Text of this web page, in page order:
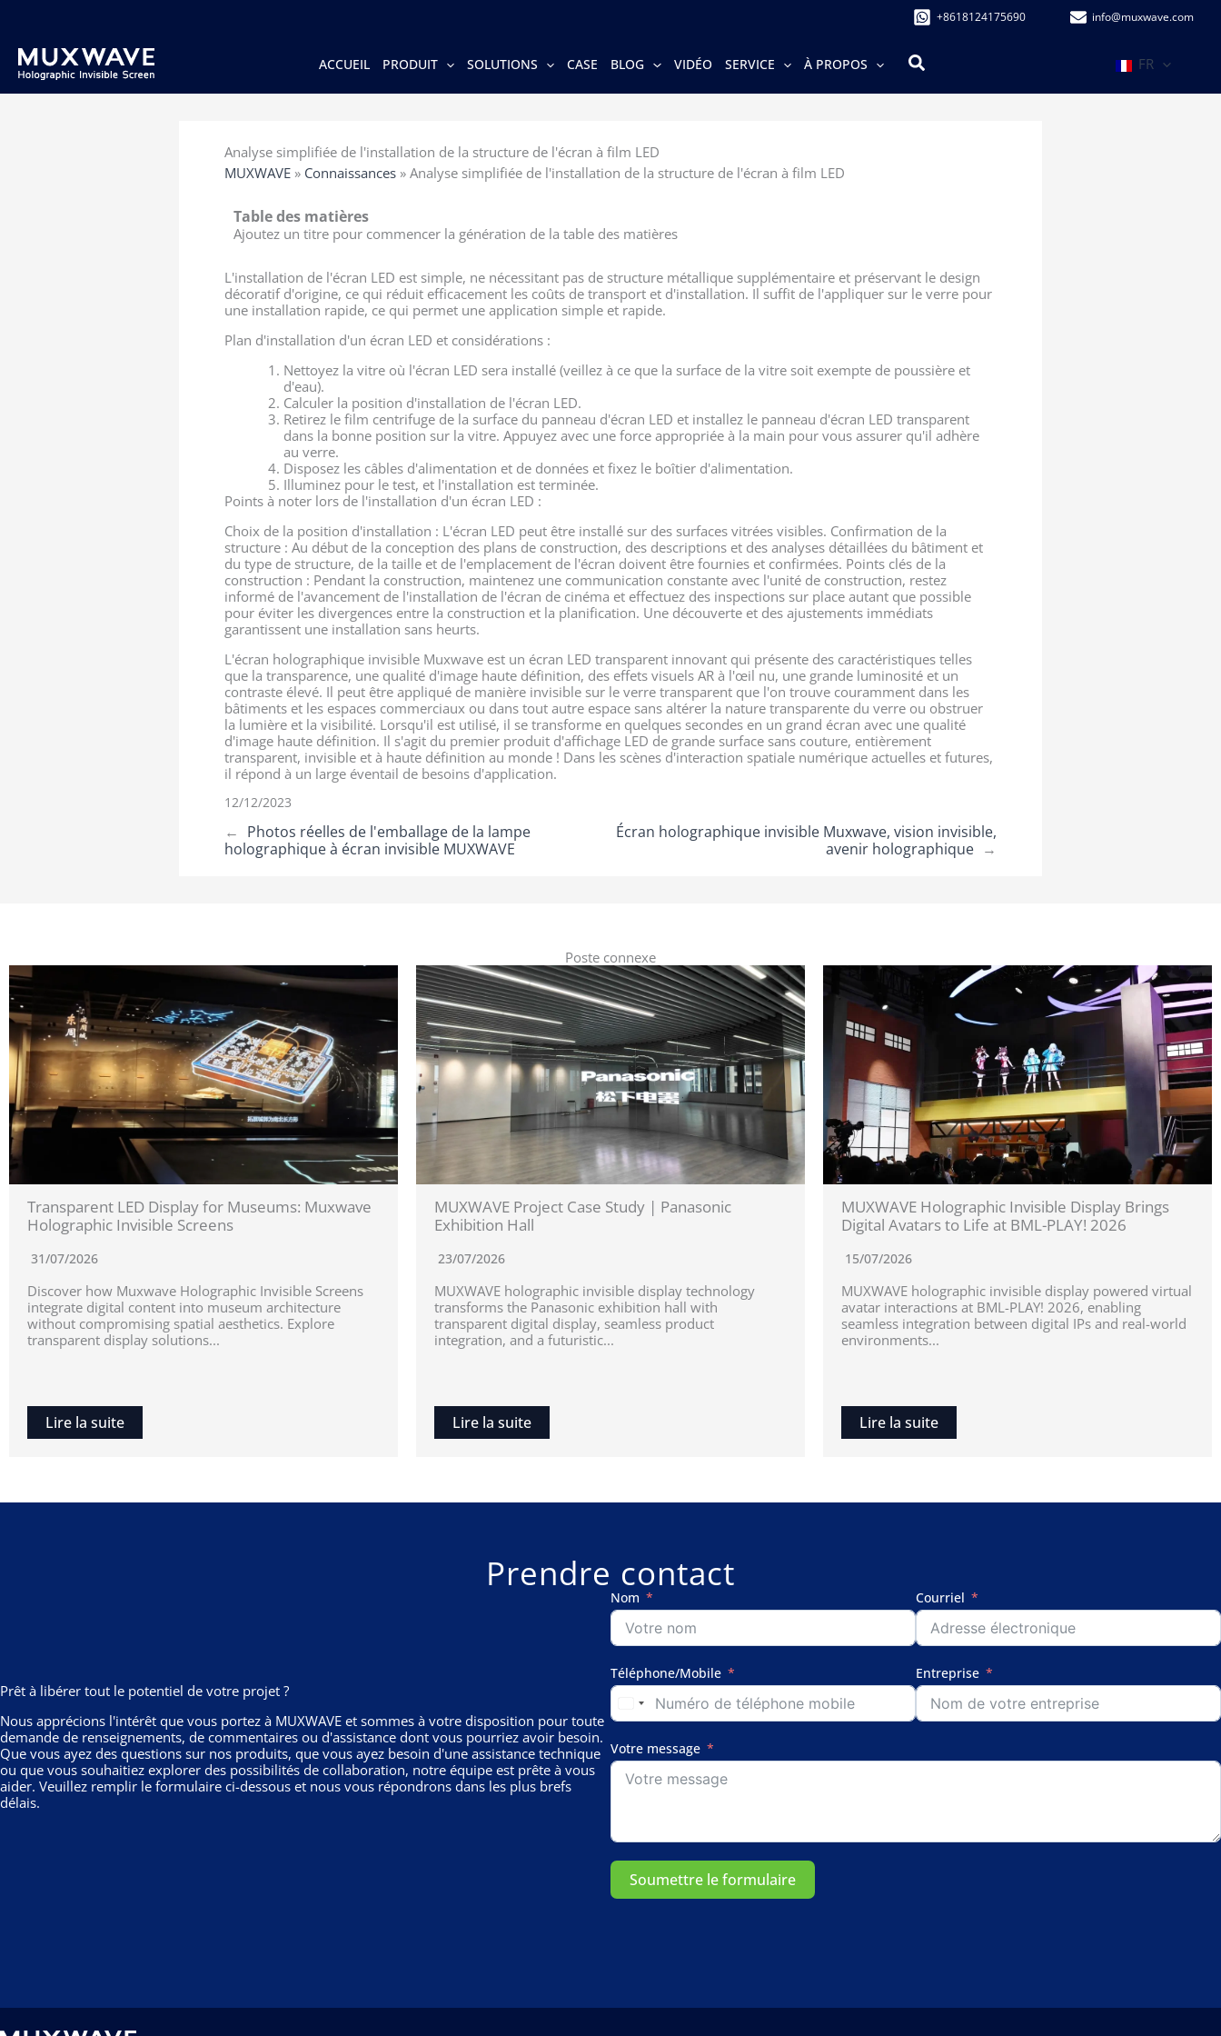
+8618124175690 info@muxwave.com
ACCUEIL PRODUIT SOLUTIONS CASE BLOG VIDÉO SERVICE À PROPOS Rechercher FR
Analyse simplifiée de l'installation de la structure de l'écran à film LED
MUXWAVE » Connaissances » Analyse simplifiée de l'installation de la structure de l'écran à film LED
Table des matières
Ajoutez un titre pour commencer la génération de la table des matières
L'installation de l'écran LED est simple, ne nécessitant pas de structure métallique supplémentaire et préservant le design
décoratif d'origine, ce qui réduit efficacement les coûts de transport et d'installation. Il suffit de l'appliquer sur le verre pour
une installation rapide, ce qui permet une application simple et rapide.
Plan d'installation d'un écran LED et considérations :
Nettoyez la vitre où l'écran LED sera installé (veillez à ce que la surface de la vitre soit exempte de poussière et
d'eau).
Calculer la position d'installation de l'écran LED.
Retirez le film centrifuge de la surface du panneau d'écran LED et installez le panneau d'écran LED transparent
dans la bonne position sur la vitre. Appuyez avec une force appropriée à la main pour vous assurer qu'il adhère
au verre.
Disposez les câbles d'alimentation et de données et fixez le boîtier d'alimentation.
Illuminez pour le test, et l'installation est terminée.
Points à noter lors de l'installation d'un écran LED :
Choix de la position d'installation : L'écran LED peut être installé sur des surfaces vitrées visibles. Confirmation de la
structure : Au début de la conception des plans de construction, des descriptions et des analyses détaillées du bâtiment et
du type de structure, de la taille et de l'emplacement de l'écran doivent être fournies et confirmées. Points clés de la
construction : Pendant la construction, maintenez une communication constante avec l'unité de construction, restez
informé de l'avancement de l'installation de l'écran de cinéma et effectuez des inspections sur place autant que possible
pour éviter les divergences entre la construction et la planification. Une découverte et des ajustements immédiats
garantissent une installation sans heurts.
L'écran holographique invisible Muxwave est un écran LED transparent innovant qui présente des caractéristiques telles
que la transparence, une qualité d'image haute définition, des effets visuels AR à l'œil nu, une grande luminosité et un
contraste élevé. Il peut être appliqué de manière invisible sur le verre transparent que l'on trouve couramment dans les
bâtiments et les espaces commerciaux ou dans tout autre espace sans altérer la nature transparente du verre ou obstruer
la lumière et la visibilité. Lorsqu'il est utilisé, il se transforme en quelques secondes en un grand écran avec une qualité
d'image haute définition. Il s'agit du premier produit d'affichage LED de grande surface sans couture, entièrement
transparent, invisible et à haute définition au monde ! Dans les scènes d'interaction spatiale numérique actuelles et futures,
il répond à un large éventail de besoins d'application.
12/12/2023
← Photos réelles de l'emballage de la lampe
holographique à écran invisible MUXWAVE
Écran holographique invisible Muxwave, vision invisible,
avenir holographique →
Poste connexe
Transparent LED Display for Museums: Muxwave
Holographic Invisible Screens
31/07/2026
Discover how Muxwave Holographic Invisible Screens
integrate digital content into museum architecture
without compromising spatial aesthetics. Explore
transparent display solutions...
Lire la suite
MUXWAVE Project Case Study | Panasonic
Exhibition Hall
23/07/2026
MUXWAVE holographic invisible display technology
transforms the Panasonic exhibition hall with
transparent digital display, seamless product
integration, and a futuristic...
Lire la suite
MUXWAVE Holographic Invisible Display Brings
Digital Avatars to Life at BML-PLAY! 2026
15/07/2026
MUXWAVE holographic invisible display powered virtual
avatar interactions at BML-PLAY! 2026, enabling
seamless integration between digital IPs and real-world
environments...
Lire la suite
Prendre contact
Prêt à libérer tout le potentiel de votre projet ?
Nous apprécions l'intérêt que vous portez à MUXWAVE et sommes à votre disposition pour toute
demande de renseignements, de commentaires ou d'assistance dont vous pourriez avoir besoin.
Que vous ayez des questions sur nos produits, que vous ayez besoin d'une assistance technique
ou que vous souhaitiez explorer des possibilités de collaboration, notre équipe est prête à vous
aider. Veuillez remplir le formulaire ci-dessous et nous vous répondrons dans les plus brefs
délais.
Nom Courriel
Téléphone/Mobile Entreprise
Votre message
Soumettre le formulaire